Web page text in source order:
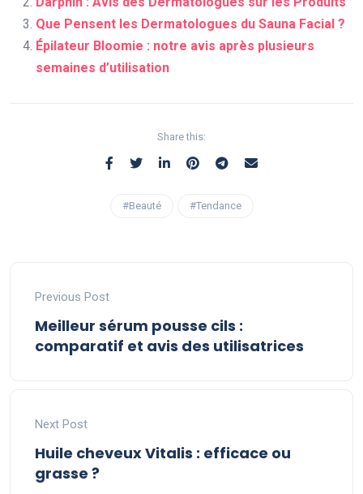
Que Pensent les Dermatologues du Sauna Facial ?
Épilateur Bloomie : notre avis après plusieurs
semaines d’utilisation
Share this:
#Beauté #Tendance
Previous Post
Meilleur sérum pousse cils :
comparatif et avis des utilisatrices
Next Post
Huile cheveux Vitalis : efficace ou
grasse ?